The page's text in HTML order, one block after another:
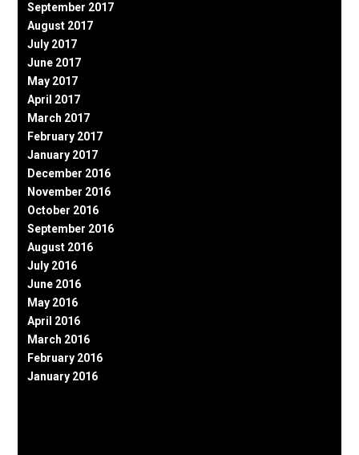
September 2017
August 2017
July 2017
June 2017
May 2017
April 2017
March 2017
February 2017
January 2017
December 2016
November 2016
October 2016
September 2016
August 2016
July 2016
June 2016
May 2016
April 2016
March 2016
February 2016
January 2016